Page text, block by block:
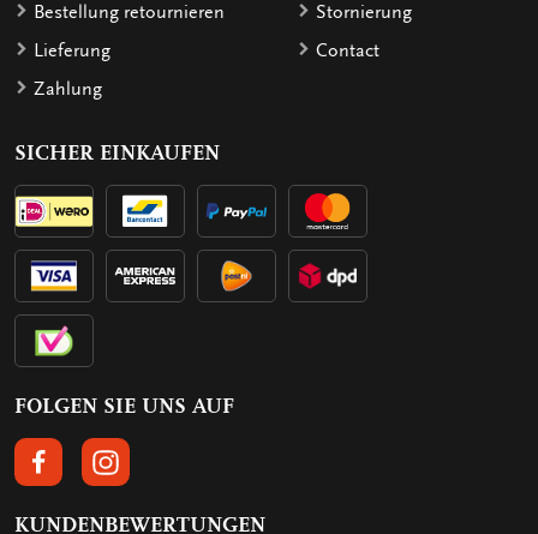
Bestellung retournieren
Lieferung
Zahlung
Stornierung
Contact
SICHER EINKAUFEN
FOLGEN SIE UNS AUF
FOLGEN SIE UNS AUF FACEBOOK
FOLGEN SIE UNS AUF INSTAGRAM
KUNDENBEWERTUNGEN